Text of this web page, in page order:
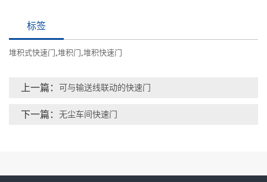
标签
堆积式快速门 ,堆积门 ,堆积快速门
上一篇： 可与输送线联动的快速门
下一篇： 无尘车间快速门